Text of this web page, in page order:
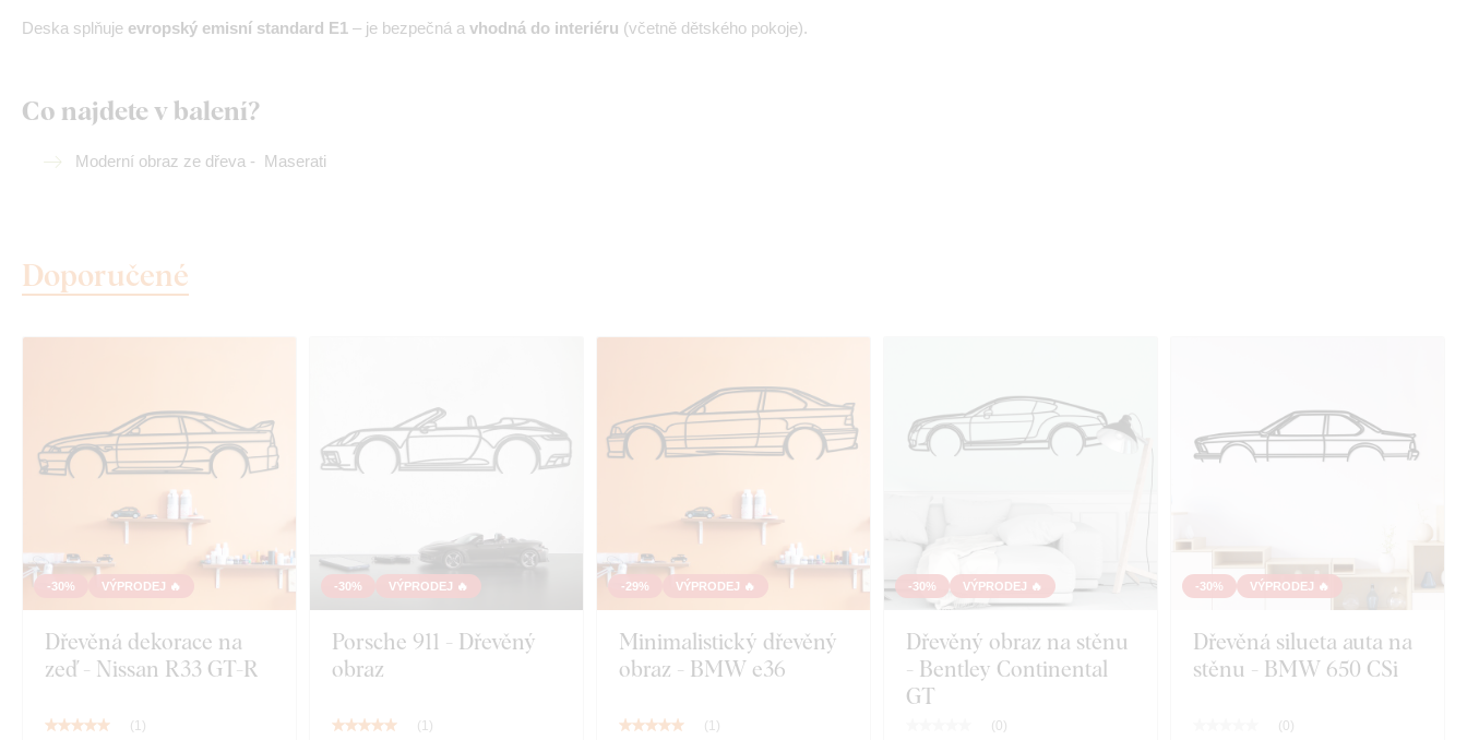
Deska splňuje evropský emisní standard E1 – je bezpečná a vhodná do interiéru (včetně dětského pokoje).
Co najdete v balení?
Moderní obraz ze dřeva - Maserati
Doporučené
-30% VÝPRODEJ 🔥
Dřevěná dekorace na
zeď - Nissan R33 GT-R
(1)
-30% VÝPRODEJ 🔥
Porsche 911 - Dřevěný
obraz
(1)
-29% VÝPRODEJ 🔥
Minimalistický dřevěný
obraz - BMW e36
(1)
-30% VÝPRODEJ 🔥
Dřevěný obraz na stěnu
- Bentley Continental
GT
( 0)
-30% VÝPRODEJ 🔥
Dřevěná silueta auta na
stěnu - BMW 650 CSi
( 0)